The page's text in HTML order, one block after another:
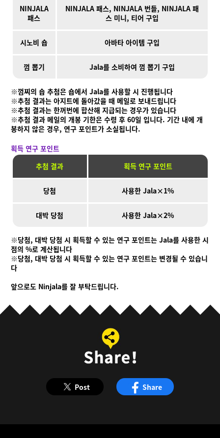
NINJALA
패스
NINJALA 패스, NINJALA 번들, NINJALA 패
스 미니, 티어 구입
시노비 숍 아바타 아이템 구입
껌 뽑기 Jala를 소비하여 껌 뽑기 구입
※껌찌의 숍 추첨은 숍에서 Jala를 사용할 시 진행됩니다
※추첨 결과는 아지트에 돌아갔을 때 메일로 보내드립니다
※추첨 결과는 한꺼번에 합산해 지급되는 경우가 있습니다
※추첨 결과 메일의 개봉 기한은 수령 후 60일 입니다. 기간 내에 개
봉하지 않은 경우, 연구 포인트가 소실됩니다.
획득 연구 포인트
추첨 결과
획득 연구 포인트
당첨 사용한 Jala×1%
대박 당첨 사용한 Jala×2%
※당첨, 대박 당첨 시 획득할 수 있는 연구 포인트는 Jala를 사용한 시
점의 %로 계산됩니다
※당첨, 대박 당첨 시 획득할 수 있는 연구 포인트는 변경될 수 있습니
다
앞으로도 Ninjala를 잘 부탁드립니다.
Post Share